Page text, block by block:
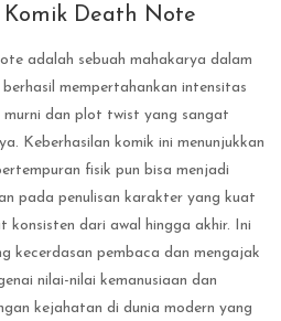
Komik Death Note
adalah sebuah mahakarya dalam
mempertahankan intensitas
murni dan plot twist yang sangat
Keberhasilan komik ini menunjukkan
fisik pun bisa menjadi
pada penulisan karakter yang kuat
konsisten dari awal hingga akhir. Ini
kecerdasan pembaca dan mengajak
nilai-nilai kemanusiaan dan
kejahatan di dunia modern yang